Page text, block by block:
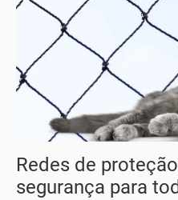
Redes de
segurança para